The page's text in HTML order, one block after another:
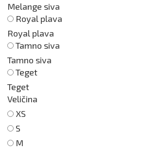
Melange siva
Royal plava
Royal plava
Tamno siva
Tamno siva
Teget
Teget
Veličina
XS
S
M